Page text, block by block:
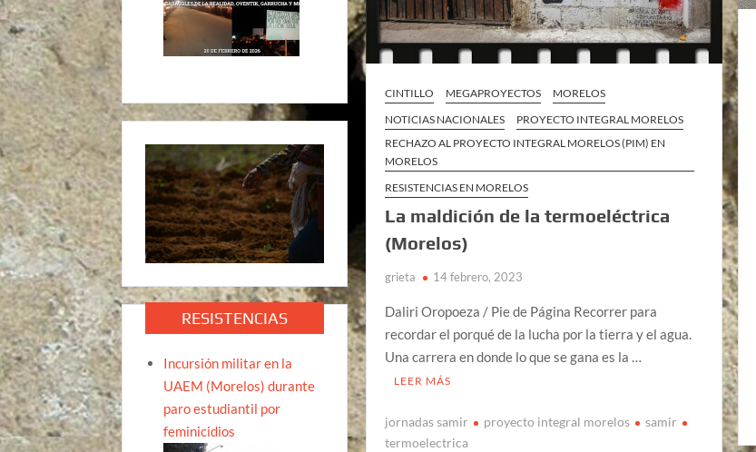
CINTILLO MEGAPROYECTOS
MORELOS
NOTICIAS NACIONALES
PROYECTO INTEGRAL MORELOS
RECHAZO AL PROYECTO INTEGRAL MORELOS (PIM) EN
MORELOS
RESISTENCIAS EN MORELOS
La maldición de la termoeléctrica
(Morelos)
grieta 14 febrero, 2023
Daliri Oropoeza / Pie de Página Recorrer para
recordar el porqué de la lucha por la tierra y el agua.
Una carrera en donde lo que se gana es la …
LEER MÁS
jornadas samir proyecto integral morelos
samir
termoelectrica
RESISTENCIAS
Incursión militar en la
UAEM (Morelos) durante
paro estudiantil por
feminicidios